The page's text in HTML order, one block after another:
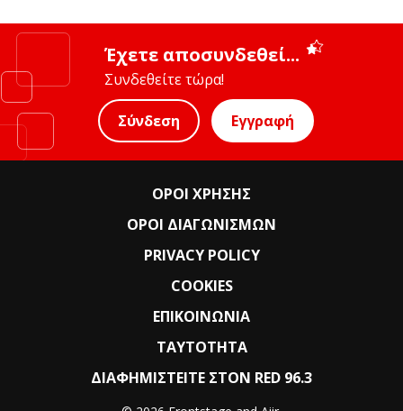
Έχετε αποσυνδεθεί...
Συνδεθείτε τώρα!
Σύνδεση Εγγραφή
ΟΡΟΙ ΧΡΗΣΗΣ
ΟΡΟΙ ΔΙΑΓΩΝΙΣΜΩΝ
PRIVACY POLICY
COOKIES
ΕΠΙΚΟΙΝΩΝΙΑ
ΤΑΥΤΟΤΗΤΑ
ΔΙΑΦΗΜΙΣΤΕΙΤΕ ΣΤΟΝ RED 96.3